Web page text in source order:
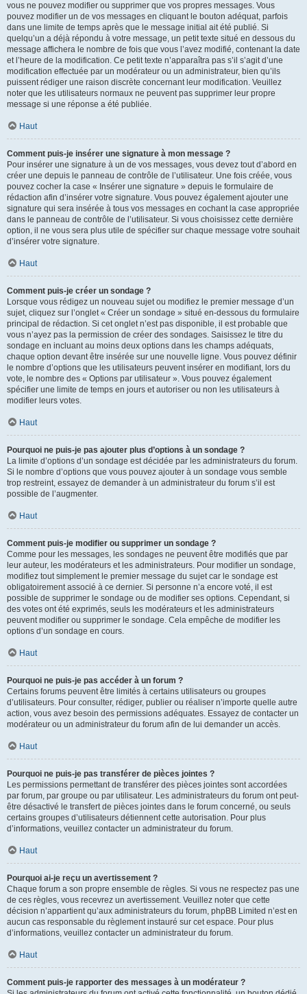
vous ne pouvez modifier ou supprimer que vos propres messages. Vous
pouvez modifier un de vos messages en cliquant le bouton adéquat, parfois
dans une limite de temps après que le message initial ait été publié. Si
quelqu’un a déjà répondu à votre message, un petit texte situé en dessous du
message affichera le nombre de fois que vous l’avez modifié, contenant la date
et l’heure de la modification. Ce petit texte n’apparaîtra pas s’il s’agit d’une
modification effectuée par un modérateur ou un administrateur, bien qu’ils
puissent rédiger une raison discrète concernant leur modification. Veuillez
noter que les utilisateurs normaux ne peuvent pas supprimer leur propre
message si une réponse a été publiée.
Haut
Comment puis-je insérer une signature à mon message ?
Pour insérer une signature à un de vos messages, vous devez tout d’abord en
créer une depuis le panneau de contrôle de l’utilisateur. Une fois créée, vous
pouvez cocher la case « Insérer une signature » depuis le formulaire de
rédaction afin d’insérer votre signature. Vous pouvez également ajouter une
signature qui sera insérée à tous vos messages en cochant la case appropriée
dans le panneau de contrôle de l’utilisateur. Si vous choisissez cette dernière
option, il ne vous sera plus utile de spécifier sur chaque message votre souhait
d’insérer votre signature.
Haut
Comment puis-je créer un sondage ?
Lorsque vous rédigez un nouveau sujet ou modifiez le premier message d’un
sujet, cliquez sur l’onglet « Créer un sondage » situé en-dessous du formulaire
principal de rédaction. Si cet onglet n’est pas disponible, il est probable que
vous n’ayez pas la permission de créer des sondages. Saisissez le titre du
sondage en incluant au moins deux options dans les champs adéquats,
chaque option devant être insérée sur une nouvelle ligne. Vous pouvez définir
le nombre d’options que les utilisateurs peuvent insérer en modifiant, lors du
vote, le nombre des « Options par utilisateur ». Vous pouvez également
spécifier une limite de temps en jours et autoriser ou non les utilisateurs à
modifier leurs votes.
Haut
Pourquoi ne puis-je pas ajouter plus d’options à un sondage ?
La limite d’options d’un sondage est décidée par les administrateurs du forum.
Si le nombre d’options que vous pouvez ajouter à un sondage vous semble
trop restreint, essayez de demander à un administrateur du forum s’il est
possible de l’augmenter.
Haut
Comment puis-je modifier ou supprimer un sondage ?
Comme pour les messages, les sondages ne peuvent être modifiés que par
leur auteur, les modérateurs et les administrateurs. Pour modifier un sondage,
modifiez tout simplement le premier message du sujet car le sondage est
obligatoirement associé à ce dernier. Si personne n’a encore voté, il est
possible de supprimer le sondage ou de modifier ses options. Cependant, si
des votes ont été exprimés, seuls les modérateurs et les administrateurs
peuvent modifier ou supprimer le sondage. Cela empêche de modifier les
options d’un sondage en cours.
Haut
Pourquoi ne puis-je pas accéder à un forum ?
Certains forums peuvent être limités à certains utilisateurs ou groupes
d’utilisateurs. Pour consulter, rédiger, publier ou réaliser n’importe quelle autre
action, vous avez besoin des permissions adéquates. Essayez de contacter un
modérateur ou un administrateur du forum afin de lui demander un accès.
Haut
Pourquoi ne puis-je pas transférer de pièces jointes ?
Les permissions permettant de transférer des pièces jointes sont accordées
par forum, par groupe ou par utilisateur. Les administrateurs du forum ont peut-
être désactivé le transfert de pièces jointes dans le forum concerné, ou seuls
certains groupes d’utilisateurs détiennent cette autorisation. Pour plus
d’informations, veuillez contacter un administrateur du forum.
Haut
Pourquoi ai-je reçu un avertissement ?
Chaque forum a son propre ensemble de règles. Si vous ne respectez pas une
de ces règles, vous recevrez un avertissement. Veuillez noter que cette
décision n’appartient qu’aux administrateurs du forum, phpBB Limited n’est en
aucun cas responsable du règlement instauré sur cet espace. Pour plus
d’informations, veuillez contacter un administrateur du forum.
Haut
Comment puis-je rapporter des messages à un modérateur ?